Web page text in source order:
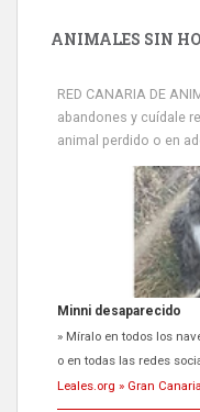
ANIMALES SIN
RED CANARIA DE
abandones y cuídale
animal perdido o en
Minni desaparecido
» Míralo en todos los
o en todas las redes
Leales.org » Gran Canaria